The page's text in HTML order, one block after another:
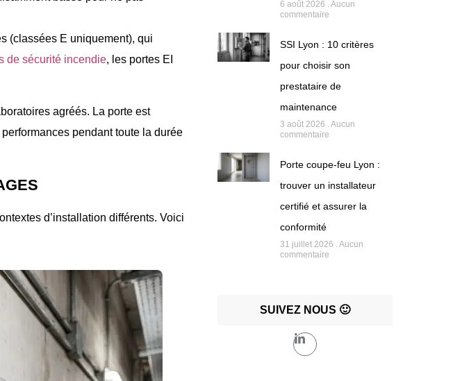
(classées E uniquement), qui
de sécurité incendie, les portes EI
agréés. La porte est
pendant toute la durée
d’installation différents. Voici
6 août 2026
Aucun
commentaire
SSI Lyon : 10 critères
pour choisir son
prestataire de
maintenance
3 août 2026
Aucun
commentaire
Porte coupe-feu Lyon :
trouver un installateur
certifié et assurer la
conformité
31 juillet 2026
Aucun
commentaire
SUIVEZ NOUS 🙂